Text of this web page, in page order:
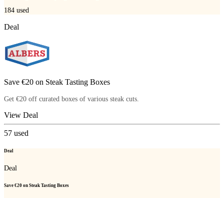
184 used
Deal
Save €20 on Steak Tasting Boxes
Get €20 off curated boxes of various steak cuts.
View Deal
57 used
Deal
Deal
Save €20 on Steak Tasting Boxes